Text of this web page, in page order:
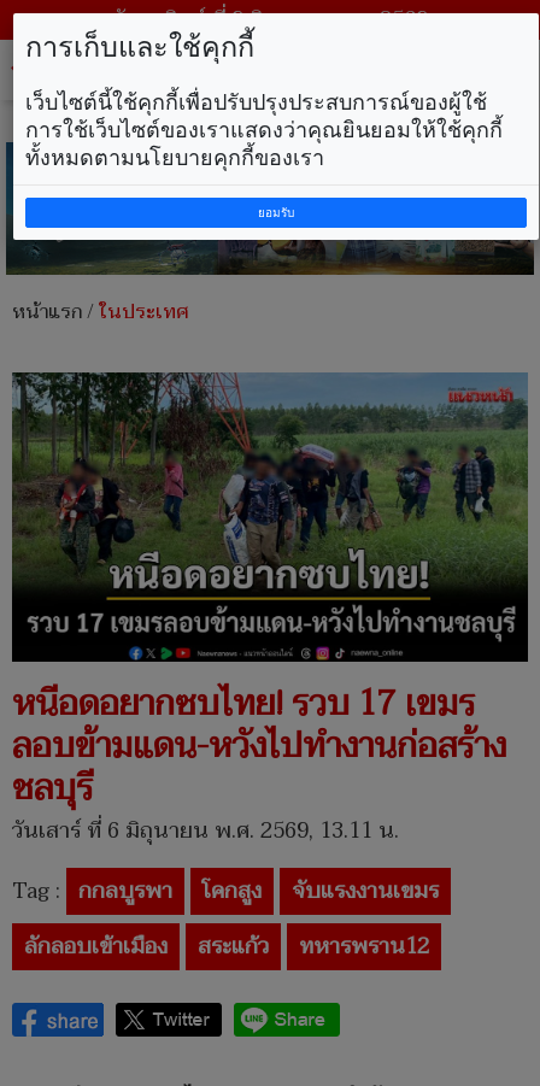
วันอาทิตย์ ที่ 9 สิงหาคม พ.ศ. 2569
หน้าแรก/ในประเทศ
หนีอดอยากซบไทย! รวบ 17 เขมร
ลอบข้ามแดน-หวังไปทำงานก่อสร้าง
ชลบุรี
วันเสาร์ ที่ 6 มิถุนายน พ.ศ. 2569, 13.11 น.
Tag : กกลบูรพา โคกสูง
จับแรงงานเขมร
ลักลอบเข้าเมือง
สระแก้ว ทหารพราน12
การเก็บและใช้คุกกี้
เว็บไซต์นี้ใช้คุกกี้เพื่อปรับปรุงประสบการณ์ของผู้ใช้
การใช้เว็บไซต์ของเราแสดงว่าคุณยินยอมให้ใช้คุกกี้
ทั้งหมดตามนโยบายคุกกี้ของเรา
ยอมรับ